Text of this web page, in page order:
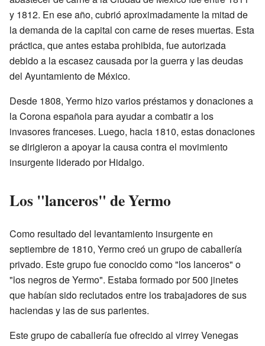
y 1812. En ese año, cubrió aproximadamente la mitad de
la demanda de la capital con carne de reses muertas. Esta
práctica, que antes estaba prohibida, fue autorizada
debido a la escasez causada por la guerra y las deudas
del Ayuntamiento de México.
Desde 1808, Yermo hizo varios préstamos y donaciones a
la Corona española para ayudar a combatir a los
invasores franceses. Luego, hacia 1810, estas donaciones
se dirigieron a apoyar la causa contra el movimiento
insurgente liderado por Hidalgo.
Los "lanceros" de Yermo
Como resultado del levantamiento insurgente en
septiembre de 1810, Yermo creó un grupo de caballería
privado. Este grupo fue conocido como "los lanceros" o
"los negros de Yermo". Estaba formado por 500 jinetes
que habían sido reclutados entre los trabajadores de sus
haciendas y las de sus parientes.
Este grupo de caballería fue ofrecido al virrey Venegas